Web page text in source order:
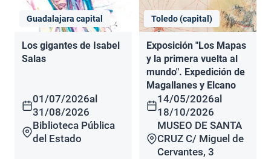
Guadalajara capital
Los gigantes de Isabel
Salas
01/07/2026al
31/08/2026
Biblioteca Pública
del Estado
Toledo (capital)
Exposición "Los Mapas
y la primera vuelta al
mundo". Expedición de
Magallanes y Elcano
14/05/2026al
18/10/2026
MUSEO DE SANTA
CRUZ C/ Miguel de
Cervantes, 3